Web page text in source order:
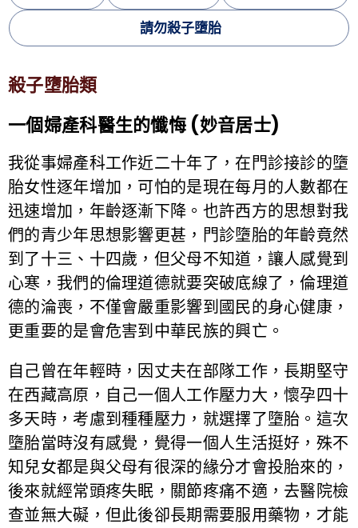
請勿殺子墮胎
殺子墮胎類
一個婦產科醫生的懺悔 (妙音居士)
我從事婦產科工作近二十年了，在門診接診的墮
胎女性逐年增加，可怕的是現在每月的人數都在
迅速增加，年齡逐漸下降。也許西方的思想對我
們的青少年思想影響更甚，門診墮胎的年齡竟然
到了十三、十四歲，但父母不知道，讓人感覺到
心寒，我們的倫理道德就要突破底線了，倫理道
德的淪喪，不僅會嚴重影響到國民的身心健康，
更重要的是會危害到中華民族的興亡。
自己曾在年輕時，因丈夫在部隊工作，長期堅守
在西藏高原，自己一個人工作壓力大，懷孕四十
多天時，考慮到種種壓力，就選擇了墮胎。這次
墮胎當時沒有感覺，覺得一個人生活挺好，殊不
知兒女都是與父母有很深的緣分才會投胎來的，
後來就經常頭疼失眠，關節疼痛不適，去醫院檢
查並無大礙，但此後卻長期需要服用藥物，才能